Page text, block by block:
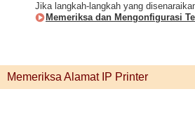
Jika langkah-langkah yang
Memeriksa dan Mengonfigurasi
Memeriksa Alamat IP Printer